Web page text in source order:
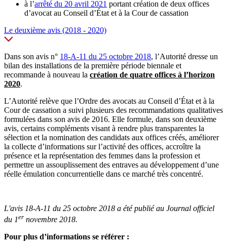
à l’arrêté du 20 avril 2021 portant création de deux offices
d’avocat au Conseil d’État et à la Cour de cassation
Le deuxième avis (2018 - 2020)
Dans son avis n° 18-A-11 du 25 octobre 2018, l’Autorité dresse un
bilan des installations de la première période biennale et
recommande à nouveau la création de quatre offices à l’horizon
2020.
L’Autorité relève que l’Ordre des avocats au Conseil d’État et à la
Cour de cassation a suivi plusieurs des recommandations qualitatives
formulées dans son avis de 2016. Elle formule, dans son deuxième
avis, certains compléments visant à rendre plus transparentes la
sélection et la nomination des candidats aux offices créés, améliorer
la collecte d’informations sur l’activité des offices, accroître la
présence et la représentation des femmes dans la profession et
permettre un assouplissement des entraves au développement d’une
réelle émulation concurrentielle dans ce marché très concentré.
L'avis 18-A-11 du 25 octobre 2018 a été publié au Journal officiel
du 1er novembre 2018.
Pour plus d’informations se référer :